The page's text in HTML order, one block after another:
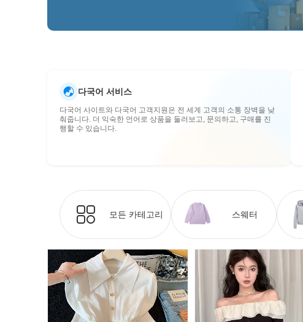
다국어 서비스
다국어 사이트와 다국어 고객지원은 전 세계 고객의 소통 장벽을 낮
춰줍니다. 더 익숙한 언어로 상품을 둘러보고, 문의하고, 구매를 진
행할 수 있습니다.
모든 카테고리 스웨터